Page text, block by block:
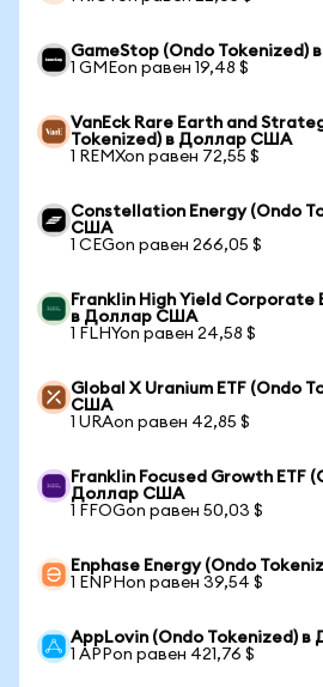
GameStop (Ondo
1 GMEon равен 19,48 $
VanEck Rare Earth and
Tokenized) в Доллар США
1 REMXon равен 72,55 $
Constellation Energy (Ondo
США
1 CEGon равен 266,05 $
Franklin High Yield Corporate
в Доллар США
1 FLHYon равен 24,58 $
Global X Uranium ETF (Ondo
США
1 URAon равен 42,85 $
Franklin Focused Growth ETF
Доллар США
1 FFOGon равен 50,03 $
Enphase Energy (Ondo
1 ENPHon равен 39,54 $
AppLovin (Ondo Tokenized)
1 APPon равен 421,76 $